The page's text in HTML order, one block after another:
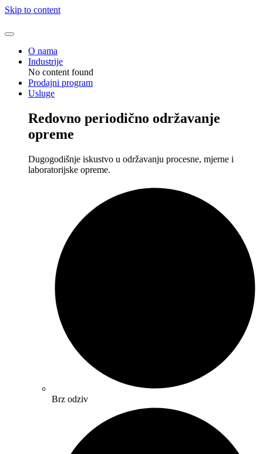
Skip to content
O nama
Industrije
No content found
Prodajni program
Usluge
Redovno periodično održavanje
opreme
Dugogodišnje iskustvo u održavanju procesne, mjerne i
laboratorijske opreme.
Brz odziv